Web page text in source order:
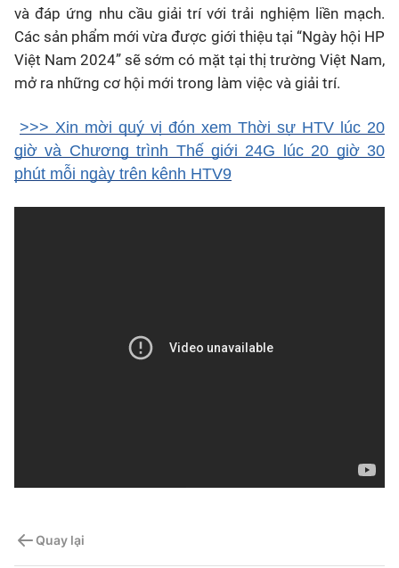
và đáp ứng nhu cầu giải trí với trải nghiệm liền mạch.
Các sản phẩm mới vừa được giới thiệu tại “Ngày hội HP
Việt Nam 2024” sẽ sớm có mặt tại thị trường Việt Nam,
mở ra những cơ hội mới trong làm việc và giải trí.
>>> Xin mời quý vị đón xem Thời sự HTV lúc 20
giờ và Chương trình Thế giới 24G lúc 20 giờ 30
phút mỗi ngày trên kênh HTV9
Quay lại